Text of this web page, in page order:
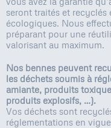
seront traités et
écologiques. Nous
préparant pour une
valorisant au maximum.
Nos bennes peuvent
les déchets soumis à
amiante, produits
produits explosifs, …).
Vos déchets sont
réglementations en